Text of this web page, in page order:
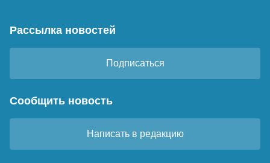
Рассылка новостей
Подписаться
Сообщить новость
Написать в редакцию